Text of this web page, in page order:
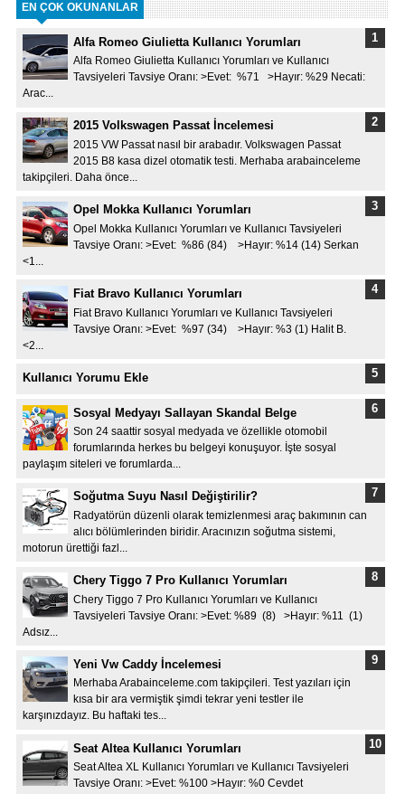
EN ÇOK OKUNANLAR
Alfa Romeo Giulietta Kullanıcı Yorumları
Alfa Romeo Giulietta Kullanıcı Yorumları ve Kullanıcı
Tavsiyeleri Tavsiye Oranı: >Evet: %71 >Hayır: %29 Necati:
Arac...
2015 Volkswagen Passat İncelemesi
2015 VW Passat nasıl bir arabadır. Volkswagen Passat
2015 B8 kasa dizel otomatik testi. Merhaba arabainceleme
takipçileri. Daha önce...
Opel Mokka Kullanıcı Yorumları
Opel Mokka Kullanıcı Yorumları ve Kullanıcı Tavsiyeleri
Tavsiye Oranı: >Evet: %86 (84) >Hayır: %14 (14) Serkan
<1...
Fiat Bravo Kullanıcı Yorumları
Fiat Bravo Kullanıcı Yorumları ve Kullanıcı Tavsiyeleri
Tavsiye Oranı: >Evet: %97 (34) >Hayır: %3 (1) Halit B.
<2...
Kullanıcı Yorumu Ekle
Sosyal Medyayı Sallayan Skandal Belge
Son 24 saattir sosyal medyada ve özellikle otomobil
forumlarında herkes bu belgeyi konuşuyor. İşte sosyal
paylaşım siteleri ve forumlarda...
Soğutma Suyu Nasıl Değiştirilir?
Radyatörün düzenli olarak temizlenmesi araç bakımının can
alıcı bölümlerinden biridir. Aracınızın soğutma sistemi,
motorun ürettiği fazl...
Chery Tiggo 7 Pro Kullanıcı Yorumları
Chery Tiggo 7 Pro Kullanıcı Yorumları ve Kullanıcı
Tavsiyeleri Tavsiye Oranı: >Evet: %89 (8) >Hayır: %11 (1)
Adsız...
Yeni Vw Caddy İncelemesi
Merhaba Arabainceleme.com takipçileri. Test yazıları için
kısa bir ara vermiştik şimdi tekrar yeni testler ile
karşınızdayız. Bu haftaki tes...
Seat Altea Kullanıcı Yorumları
Seat Altea XL Kullanıcı Yorumları ve Kullanıcı Tavsiyeleri
Tavsiye Oranı: >Evet: %100 >Hayır: %0 Cevdet